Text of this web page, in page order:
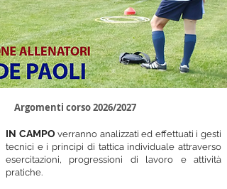
Argomenti corso 2026/2027
IN CAMPO verranno analizzati ed effettuati i gesti
tecnici e i principi di tattica individuale attraverso
esercitazioni, progressioni di lavoro e attività
pratiche.